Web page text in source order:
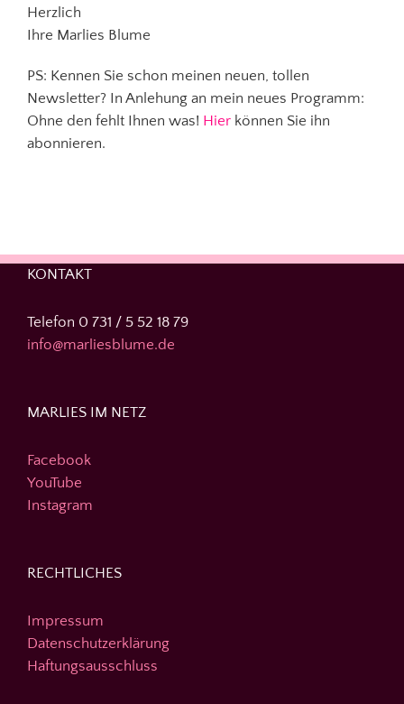
Herzlich
Ihre Marlies Blume
PS: Kennen Sie schon meinen neuen, tollen
Newsletter? In Anlehung an mein neues Programm:
Ohne den fehlt Ihnen was! Hier können Sie ihn
abonnieren.
KONTAKT
Telefon 0 731 / 5 52 18 79
info@marliesblume.de
MARLIES IM NETZ
Facebook
YouTube
Instagram
RECHTLICHES
Impressum
Datenschutzerklärung
Haftungsausschluss